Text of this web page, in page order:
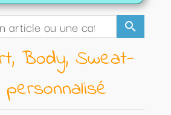
search
Body, Sweat-